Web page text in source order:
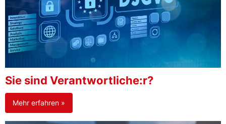
Sie sind Verantwortliche:r?
Mehr erfahren »